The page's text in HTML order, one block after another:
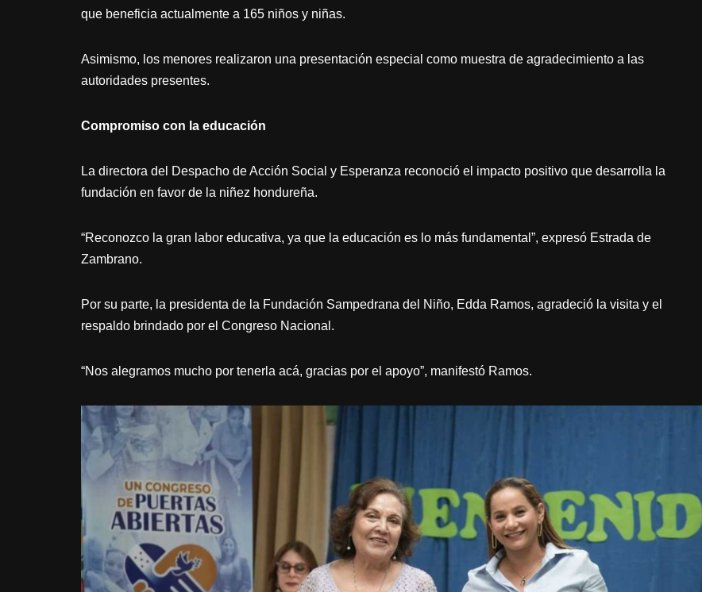
que beneficia actualmente a 165 niños y niñas.
Asimismo, los menores realizaron una presentación especial como muestra de agradecimiento a las
autoridades presentes.
Compromiso con la educación
La directora del Despacho de Acción Social y Esperanza reconoció el impacto positivo que desarrolla la
fundación en favor de la niñez hondureña.
“Reconozco la gran labor educativa, ya que la educación es lo más fundamental”, expresó Estrada de
Zambrano.
Por su parte, la presidenta de la Fundación Sampedrana del Niño, Edda Ramos, agradeció la visita y el
respaldo brindado por el Congreso Nacional.
“Nos alegramos mucho por tenerla acá, gracias por el apoyo”, manifestó Ramos.